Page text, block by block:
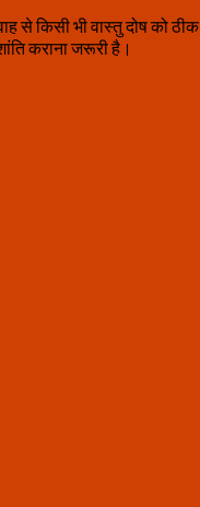
किसी भी वास्तु दोष को
कराना जरूरी है।